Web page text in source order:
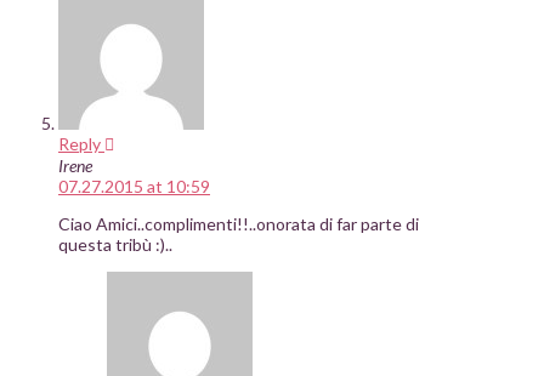
Reply
Irene
07.27.2015 at 10:59
Ciao Amici..complimenti!!..onorata di far parte di
questa tribù :)..